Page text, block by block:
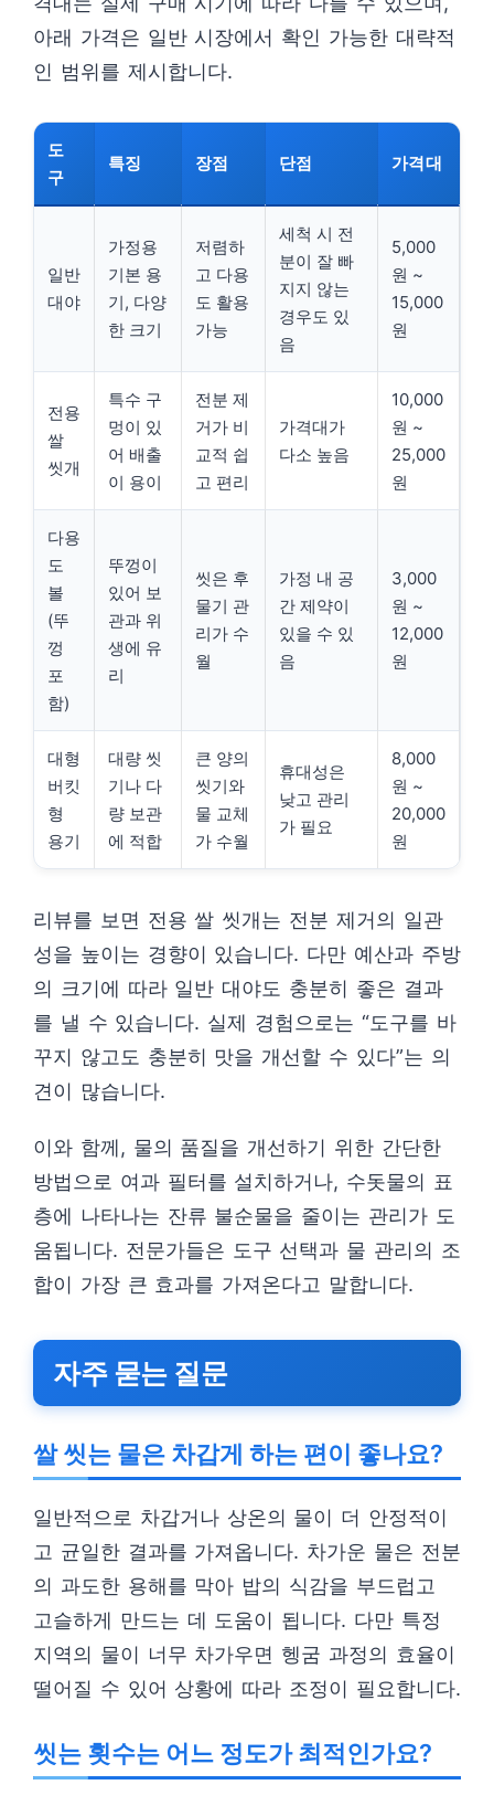
아래 가격은 일반 시장에서 확인 가능한 대략적
인 범위를 제시합니다.
도
구
특징 장점 단점 가격대
일반
대야
가정용
기본 용
기, 다양
한 크기
저렴하
고 다용
도 활용
가능
세척 시 전
분이 잘 빠
지지 않는
경우도 있
음
5,000
원 ~
15,000
원
전용
쌀
씻개
특수 구
멍이 있
어 배출
이 용이
전분 제
거가 비
교적 쉽
고 편리
가격대가
다소 높음
10,000
원 ~
25,000
원
다용
도
볼
(뚜
껑
포
함)
뚜껑이
있어 보
관과 위
생에 유
리
씻은 후
물기 관
리가 수
월
가정 내 공
간 제약이
있을 수 있
음
3,000
원 ~
12,000
원
대형
버킷
형
용기
대량 씻
기나 다
량 보관
에 적합
큰 양의
씻기와
물 교체
가 수월
휴대성은
낮고 관리
가 필요
8,000
원 ~
20,000
원
리뷰를 보면 전용 쌀 씻개는 전분 제거의 일관
성을 높이는 경향이 있습니다. 다만 예산과 주방
의 크기에 따라 일반 대야도 충분히 좋은 결과
를 낼 수 있습니다. 실제 경험으로는 “도구를 바
꾸지 않고도 충분히 맛을 개선할 수 있다”는 의
견이 많습니다.
이와 함께, 물의 품질을 개선하기 위한 간단한
방법으로 여과 필터를 설치하거나, 수돗물의 표
층에 나타나는 잔류 불순물을 줄이는 관리가 도
움됩니다. 전문가들은 도구 선택과 물 관리의 조
합이 가장 큰 효과를 가져온다고 말합니다.
자주 묻는 질문
쌀 씻는 물은 차갑게 하는 편이 좋나요?
일반적으로 차갑거나 상온의 물이 더 안정적이
고 균일한 결과를 가져옵니다. 차가운 물은 전분
의 과도한 용해를 막아 밥의 식감을 부드럽고
고슬하게 만드는 데 도움이 됩니다. 다만 특정
지역의 물이 너무 차가우면 헹굼 과정의 효율이
떨어질 수 있어 상황에 따라 조정이 필요합니다.
씻는 횟수는 어느 정도가 최적인가요?